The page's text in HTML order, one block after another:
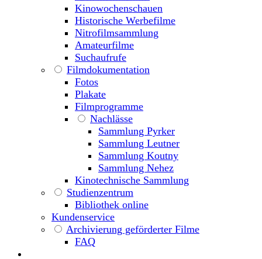
Kinowochenschauen
Historische Werbefilme
Nitrofilmsammlung
Amateurfilme
Suchaufrufe
Filmdokumentation
Fotos
Plakate
Filmprogramme
Nachlässe
Sammlung Pyrker
Sammlung Leutner
Sammlung Koutny
Sammlung Nehez
Kinotechnische Sammlung
Studienzentrum
Bibliothek online
Kundenservice
Archivierung geförderter Filme
FAQ